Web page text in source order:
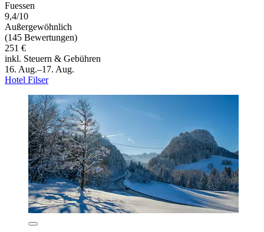
Fuessen
9,4/10
Außergewöhnlich
(145 Bewertungen)
251 €
inkl. Steuern & Gebühren
16. Aug.–17. Aug.
Hotel Filser